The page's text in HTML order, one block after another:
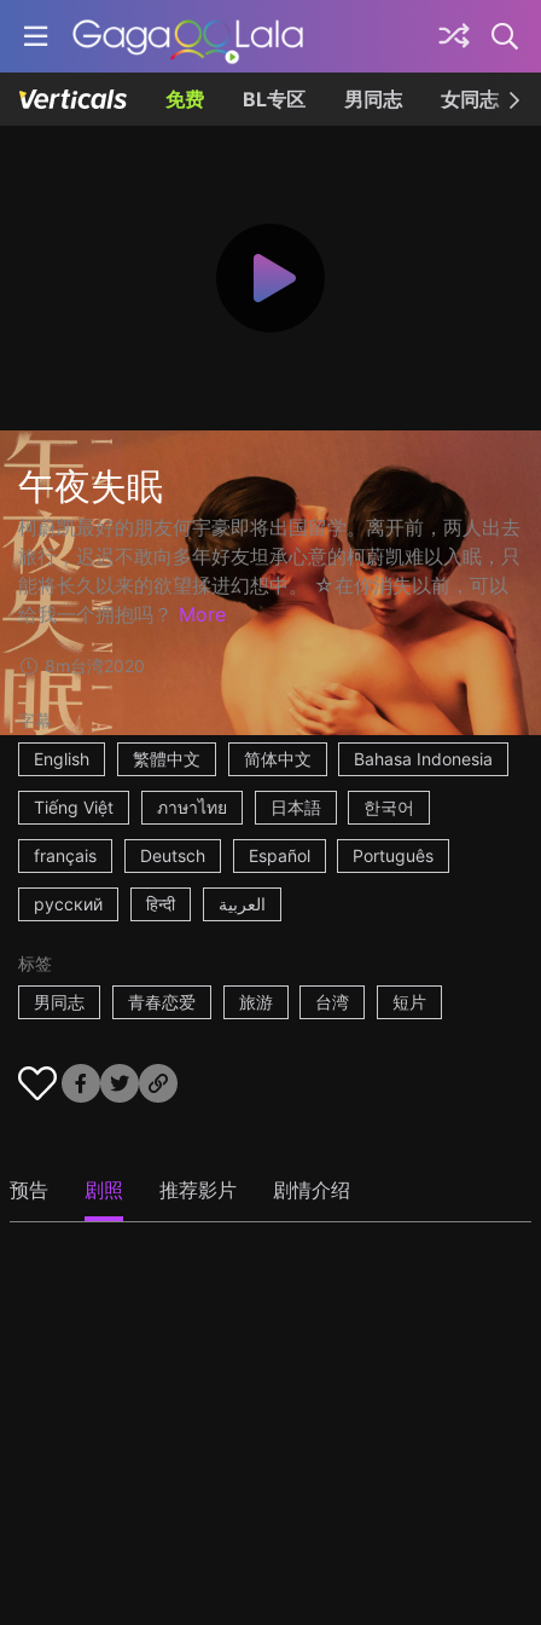
免费 BL专区 男同志 女同志
午夜失眠
柯蔚凯最好的朋友何宇豪即将出国留学。离开前，两人出去
旅行，迟迟不敢向多年好友坦承心意的柯蔚凯难以入眠，只
能将长久以来的欲望揉进幻想中。 ☆在你消失以前，可以
给我一个拥抱吗？ More
8m台湾2020
字幕
English
繁體中文 简体中文 Bahasa Indonesia
Tiếng Việt ภาษาไทย 日本語 한국어
français Deutsch Español Português
русский हिन्दी العربية
标签
男同志
青春恋爱 旅游 台湾 短片
预告 剧照 推荐影片 剧情介绍